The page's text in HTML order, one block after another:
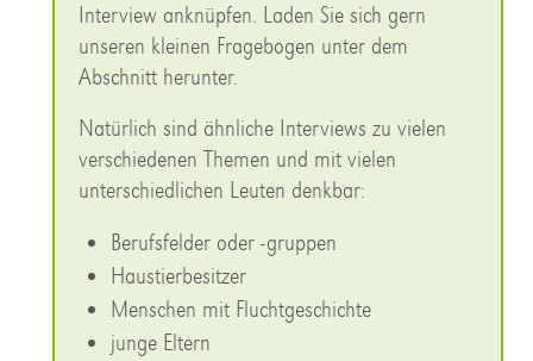
Interview anknüpfen. Laden Sie sich gern
unseren kleinen Fragebogen unter dem
Abschnitt herunter.
Natürlich sind ähnliche Interviews zu vielen
verschiedenen Themen und mit vielen
unterschiedlichen Leuten denkbar:
Berufsfelder oder -gruppen
Haustierbesitzer
Menschen mit Fluchtgeschichte
junge Eltern